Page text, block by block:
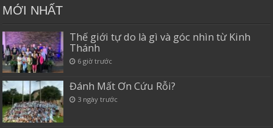
MỚI NHẤT
Thế giới tự do là gì và góc nhìn từ Kinh
Thánh
6 giờ trước
Đánh Mất Ơn Cứu Rỗi?
3 ngày trước